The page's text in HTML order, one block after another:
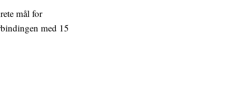
mål for
med 15